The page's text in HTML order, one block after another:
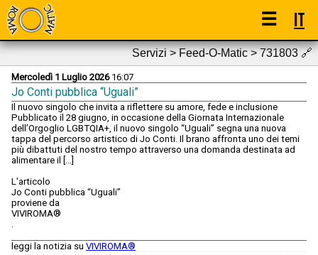
☰ IT
Servizi > Feed-O-Matic > 731803🔗
Mercoledì 1 Luglio 202616:07
Jo Conti pubblica “Uguali”
Il nuovo singolo che invita a riflettere su amore, fede e inclusione
Pubblicato il 28 giugno, in occasione della Giornata Internazionale
dell’Orgoglio LGBTQIA+, il nuovo singolo “Uguali” segna una nuova
tappa del percorso artistico di Jo Conti. Il brano affronta uno dei temi
più dibattuti del nostro tempo attraverso una domanda destinata ad
alimentare il [...]
L'articolo
Jo Conti pubblica “Uguali”
proviene da
VIVIROMA®
.
leggi la notizia su VIVIROMA®